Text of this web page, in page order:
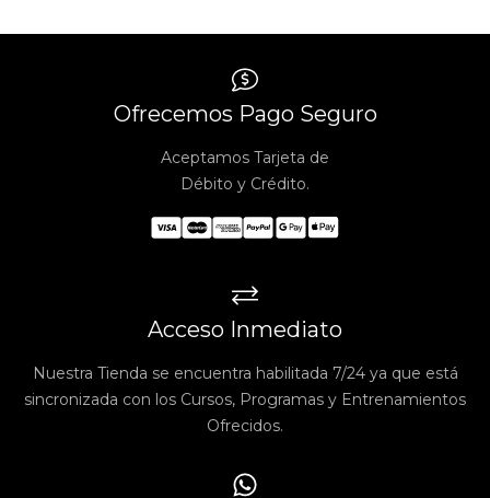
Ofrecemos Pago Seguro
Aceptamos Tarjeta de
Débito y Crédito.
Acceso Inmediato
Nuestra Tienda se encuentra habilitada 7/24 ya que está
sincronizada con los Cursos, Programas y Entrenamientos
Ofrecidos.